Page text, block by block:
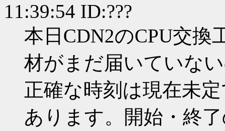
11:39:54 ID:???
本日CDN2のCPU交換
材がまだ届いていな
正確な時刻は現在未
あります。開始・終